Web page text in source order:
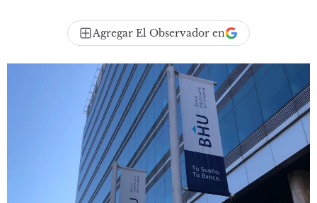
Agregar El Observador en